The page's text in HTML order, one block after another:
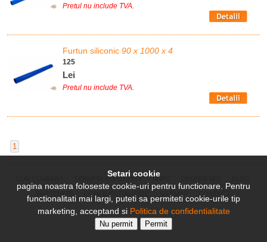
Pretul nu include TVA.
Furtun siliconic 90 x 1000 x 4
125
Lei
Pretul nu include TVA.
1
TERMENI SI CONDITII ANPC
Setari cookie
pagina noastra foloseste cookie-uri pentru functionare. Pentru
functionalitati mai largi, puteti sa permiteti cookie-urile tip
marketing, acceptand si Politica de confidentialitate
Nu permit Permit